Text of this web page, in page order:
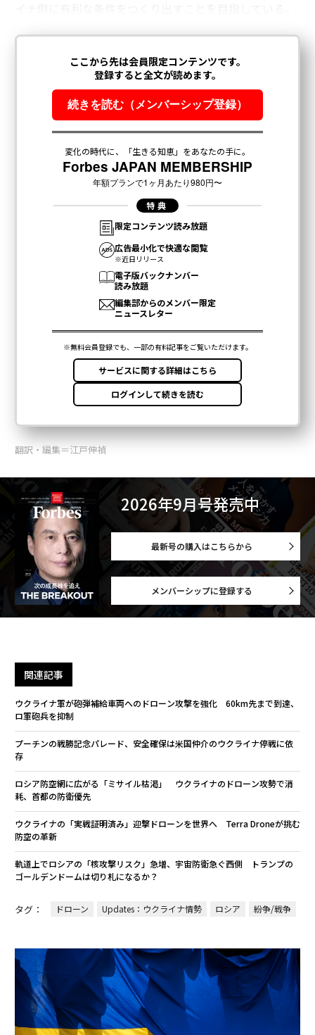
翻訳・編集＝江戸伸禎
2026年9月号発売中
最新号の購入はこちらから
メンバーシップに登録する
関連記事
ウクライナ軍が砲弾補給車両へのドローン攻撃を強化 60km先まで到達、
ロ軍砲兵を抑制
プーチンの戦勝記念パレード、安全確保は米国仲介のウクライナ停戦に依
存
ロシア防空網に広がる「ミサイル枯渇」 ウクライナのドローン攻勢で消
耗、首都の防衛優先
ウクライナの「実戦証明済み」迎撃ドローンを世界へ Terra Droneが挑む
防空の革新
軌道上でロシアの「核攻撃リスク」急増、宇宙防衛急ぐ西側 トランプの
ゴールデンドームは切り札になるか？
タグ： ドローン Updates：ウクライナ情勢 ロシア 紛争/戦争